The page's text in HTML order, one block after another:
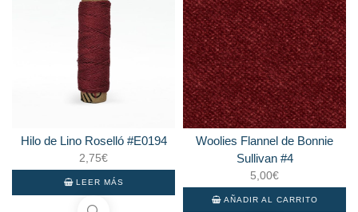
Hilo de Lino Roselló #E0194
2,75€
LEER MÁS
Woolies Flannel de Bonnie
Sullivan #4
5,00€
AÑADIR AL CARRITO